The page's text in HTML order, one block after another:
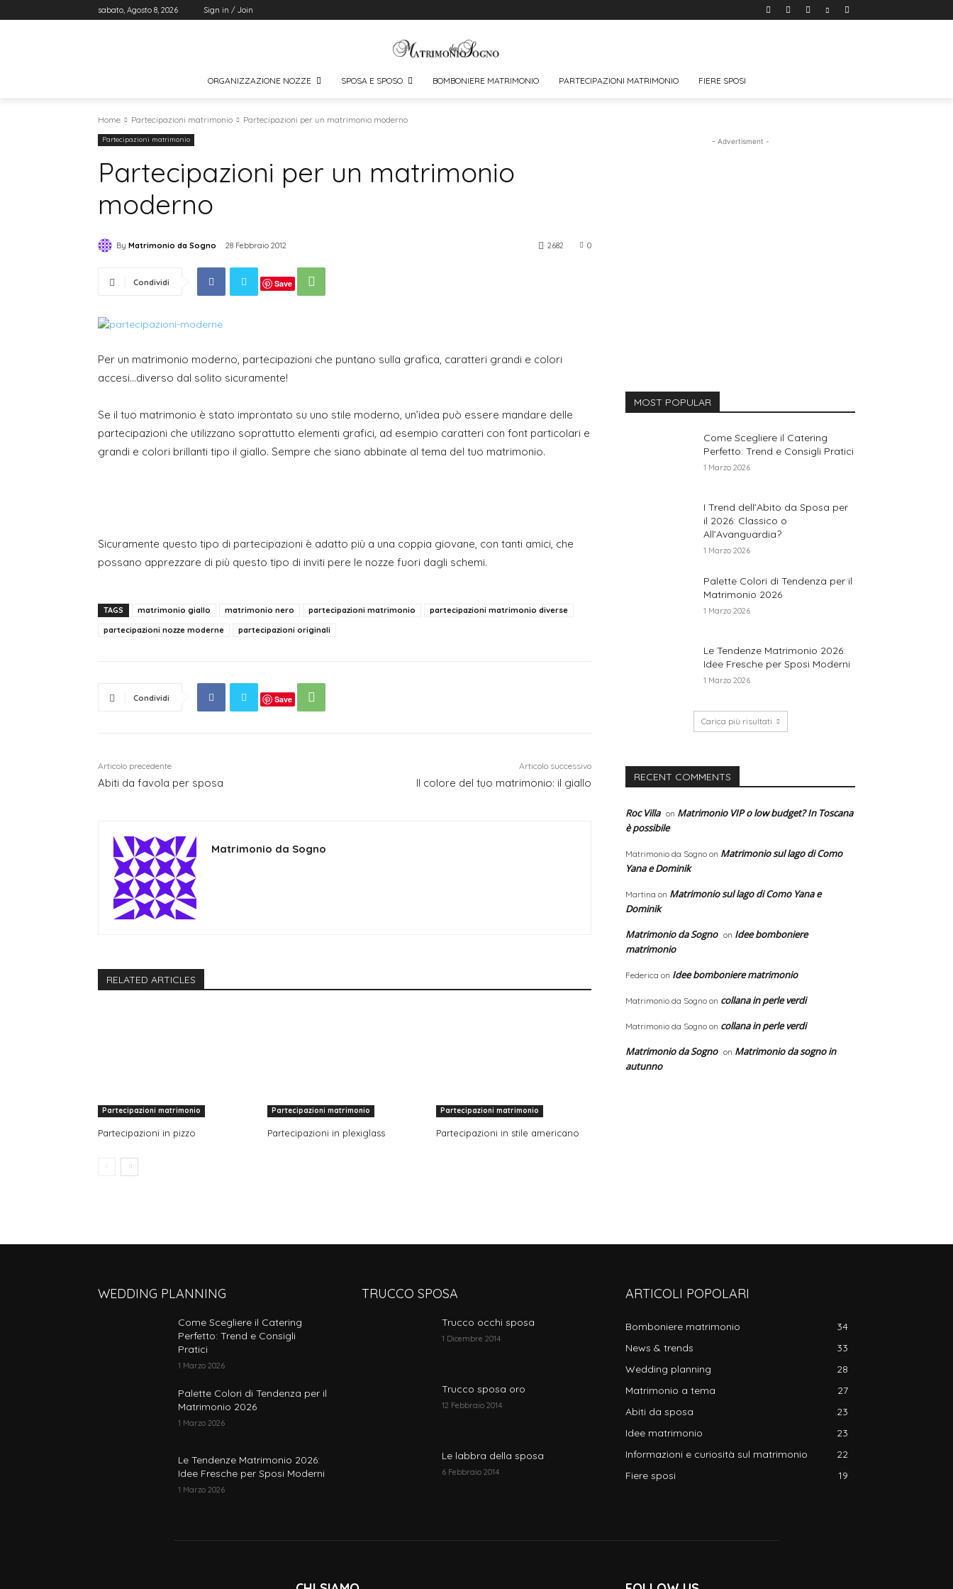
sabato, Agosto 8, 2026 Sign in / Join
ORGANIZZAZIONE NOZZE SPOSA E SPOSO BOMBONIERE MATRIMONIO PARTECIPAZIONI MATRIMONIO FIERE SPOSI
Home Partecipazioni matrimonio Partecipazioni per un matrimonio moderno
Partecipazioni matrimonio
Partecipazioni per un matrimonio
moderno
By Matrimonio da Sogno 28 Febbraio 2012 0
2682
Condividi Save
Per un matrimonio moderno, partecipazioni che puntano sulla grafica, caratteri grandi e colori
accesi…diverso dal solito sicuramente!
Se il tuo matrimonio è stato improntato su uno stile moderno, un’idea può essere mandare delle
partecipazioni che utilizzano soprattutto elementi grafici, ad esempio caratteri con font particolari e
grandi e colori brillanti tipo il giallo. Sempre che siano abbinate al tema del tuo matrimonio.
Sicuramente questo tipo di partecipazioni è adatto più a una coppia giovane, con tanti amici, che
possano apprezzare di più questo tipo di inviti pere le nozze fuori dagli schemi.
TAGS matrimonio giallo matrimonio nero partecipazioni matrimonio
partecipazioni matrimonio diverse
partecipazioni nozze moderne
partecipazioni originali
Condividi Save
Articolo precedente
Abiti da favola per sposa
Articolo successivo
Il colore del tuo matrimonio: il giallo
Matrimonio da Sogno
RELATED ARTICLES
Partecipazioni matrimonio
Partecipazioni in pizzo
Partecipazioni matrimonio
Partecipazioni in plexiglass
Partecipazioni matrimonio
Partecipazioni in stile americano
- Advertisment -
MOST POPULAR
Come Scegliere il Catering
Perfetto: Trend e Consigli Pratici
1 Marzo 2026
I Trend dell’Abito da Sposa per
il 2026: Classico o
All’Avanguardia?
1 Marzo 2026
Palette Colori di Tendenza per il
Matrimonio 2026
1 Marzo 2026
Le Tendenze Matrimonio 2026:
Idee Fresche per Sposi Moderni
1 Marzo 2026
Carica più risultati
RECENT COMMENTS
Roc Villa on Matrimonio VIP o low budget? In Toscana
è possibile
Matrimonio da Sogno on Matrimonio sul lago di Como
Yana e Dominik
Martina on Matrimonio sul lago di Como Yana e
Dominik
Matrimonio da Sogno on Idee bomboniere
matrimonio
Federica on Idee bomboniere matrimonio
Matrimonio da Sogno on collana in perle verdi
Matrimonio da Sogno on collana in perle verdi
Matrimonio da Sogno on Matrimonio da sogno in
autunno
WEDDING PLANNING
Come Scegliere il Catering
Perfetto: Trend e Consigli
Pratici
1 Marzo 2026
Palette Colori di Tendenza per il
Matrimonio 2026
1 Marzo 2026
Le Tendenze Matrimonio 2026:
Idee Fresche per Sposi Moderni
1 Marzo 2026
TRUCCO SPOSA
Trucco occhi sposa
1 Dicembre 2014
Trucco sposa oro
12 Febbraio 2014
Le labbra della sposa
6 Febbraio 2014
ARTICOLI POPOLARI
Bomboniere matrimonio
34
News & trends
33
Wedding planning
28
Matrimonio a tema
27
Abiti da sposa
23
Idee matrimonio
23
Informazioni e curiosità sul matrimonio
22
Fiere sposi
19